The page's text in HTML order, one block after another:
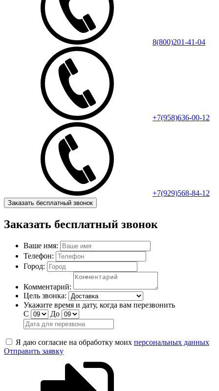
8(800)201-41-04
+7(958)636-00-12
+7(929)568-84-12
Заказать бесплатный звонок
Заказать бесплатный звонок
Ваше имя:
Телефон:
Город:
Комментарий:
Цель звонка:
Укажите время и дату, когда вам перезвонить
С
До
Я даю согласие на обработку моих персональных данных
Отправить заявку